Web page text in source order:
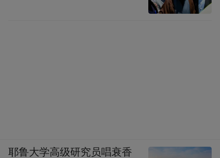
耶鲁大学高级研究员唱衰香